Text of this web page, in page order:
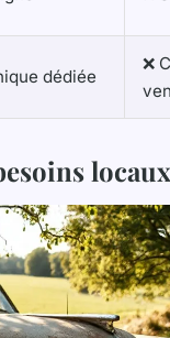
dédiée
❌
locaux